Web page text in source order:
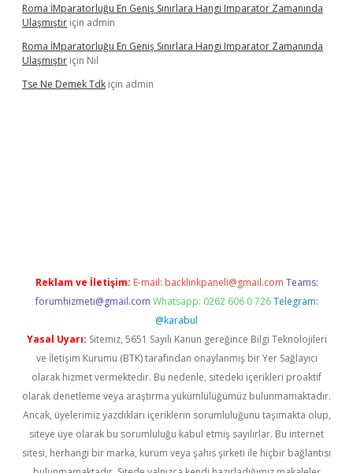
Roma İMparatorluğu En Geniş Sınırlara Hangi Imparator Zamanında
Ulaşmıştır için admin
Roma İMparatorluğu En Geniş Sınırlara Hangi Imparator Zamanında
Ulaşmıştır için Nil
Tse Ne Demek Tdk için admin
Reklam ve İletişim: E-mail: backlinkpaneli@gmail.com Teams:
forumhizmeti@gmail.com Whatsapp: 0262 606 0 726 Telegram:
@karabul
Yasal Uyarı: Sitemiz, 5651 Sayılı Kanun gereğince Bilgi Teknolojileri
ve İletişim Kurumu (BTK) tarafından onaylanmış bir Yer Sağlayıcı
olarak hizmet vermektedir. Bu nedenle, sitedeki içerikleri proaktif
olarak denetleme veya araştırma yükümlülüğümüz bulunmamaktadır.
Ancak, üyelerimiz yazdıkları içeriklerin sorumluluğunu taşımakta olup,
siteye üye olarak bu sorumluluğu kabul etmiş sayılırlar. Bu internet
sitesi, herhangi bir marka, kurum veya şahıs şirketi ile hiçbir bağlantısı